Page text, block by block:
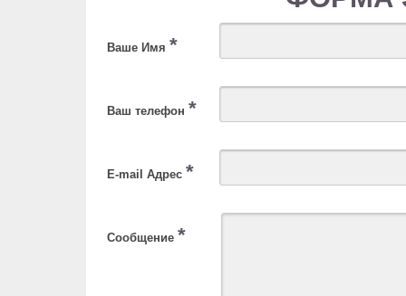
Ваше Имя *
Ваш телефон *
E-mail Адрес *
Сообщение *